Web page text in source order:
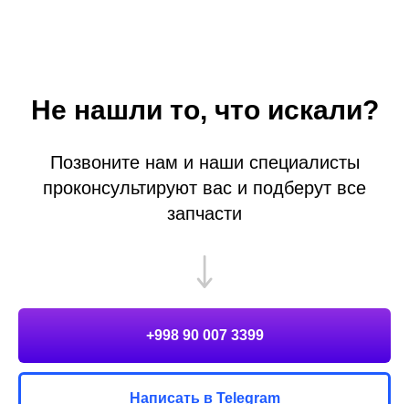
Не нашли то, что искали?
Позвоните нам и наши специалисты
проконсультируют вас и подберут все
запчасти
+998 90 007 3399
Написать в Telegram